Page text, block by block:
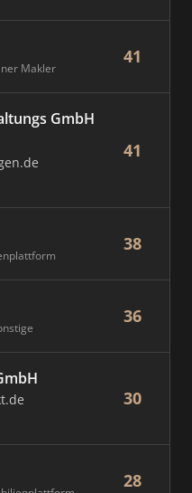
Makler
41
GmbH
41
38
36
30
28